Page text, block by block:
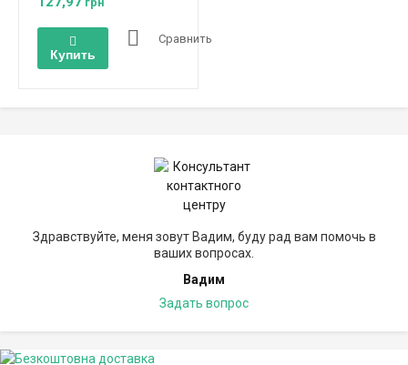
Купить
Сравнить
Здравствуйте, меня зовут Вадим, буду рад вам помочь в
ваших вопросах.
Вадим
Задать вопрос